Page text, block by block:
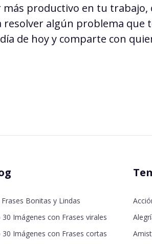
productivo en tu trabajo,
resolver algún problema que
de hoy y comparte con
Frases Bonitas y Lindas
30 Imágenes con Frases virales
30 Imágenes con Frases cortas